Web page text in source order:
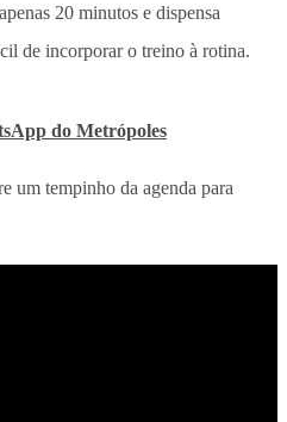
20 minutos e dispensa
de incorporar o treino à rotina.
do Metrópoles
um tempinho da agenda para